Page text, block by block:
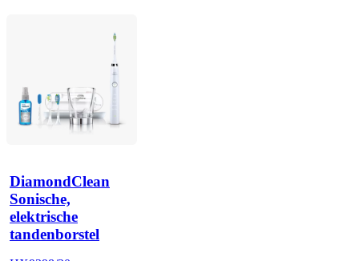
DiamondClean
Sonische,
elektrische
tandenborstel